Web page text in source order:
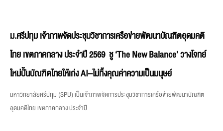
ม.ศรีปทุม เจ้าภาพจัดประชุมวิชาการเครือข่ายพัฒนาบัณฑิตอุดมคติ
ไทย เขตภาคกลาง ประจำปี 2569 ชู ‘The New Balance’ วางโจทย์
ใหม่ปั้นบัณฑิตไทยให้เก่ง AI–ไม่ทิ้งคุณค่าความเป็นมนุษย์
มหาวิทยาลัยศรีปทุม (SPU) เป็นเจ้าภาพจัดการประชุมวิชาการเครือข่ายพัฒนาบัณฑิต
อุดมคติไทย เขตภาคกลาง ประจำปี